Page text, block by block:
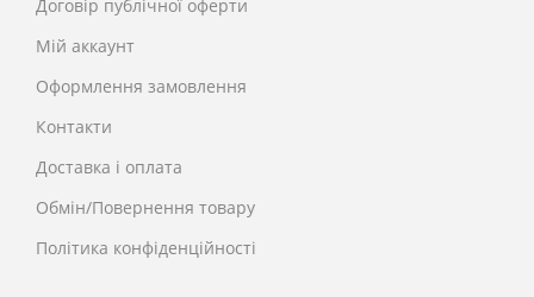
Договір публічної оферти
Мій аккаунт
Оформлення замовлення
Контакти
Доставка і оплата
Обмін/Повернення товару
Політика конфіденційності